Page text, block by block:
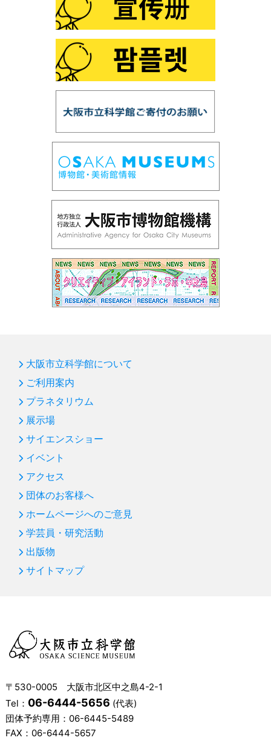
大阪市立科学館について
ご利用案内
プラネタリウム
展示場
サイエンスショー
イベント
アクセス
団体のお客様へ
ホームページへのご意見
学芸員・研究活動
出版物
サイトマップ
〒530-0005 大阪市北区中之島4-2-1
Tel： 06-6444-5656 (代表)
団体予約専用： 06-6445-5489
FAX：06-6444-5657